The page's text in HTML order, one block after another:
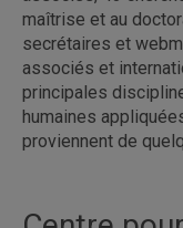
maîtrise et au
secrétaires et
associés et
principales
humaines
proviennent de